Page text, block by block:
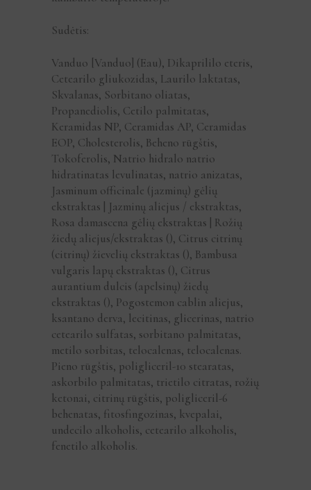
Sudėtis:
Vanduo [Vanduo] (Eau), Dikaprililo eteris,
Cetearilo gliukozidas, Laurilo laktatas,
Skvalanas, Sorbitano oliatas,
Propanediolis, Cetilo palmitatas,
Keramidas NP, Ceramidas AP, Ceramidas
EOP, Cholesterolis, Beheno rūgštis,
Tokoferolis, Natrio hidralo natrio
hidratinatas levulinatas, natrio anizatas,
Jasminum officinale (jazminų) gėlių
ekstraktas | Jazminų aliejus / ekstraktas,
Rosa damascena gėlių ekstraktas | Rožių
žiedų aliejus/ekstraktas (), Citrus citrinų
(citrinų) žievelių ekstraktas (), Bambusa
vulgaris lapų ekstraktas (), Citrus
aurantium dulcis (apelsinų) žiedų
ekstraktas (), Pogostemon cablin aliejus,
ksantano derva, lecitinas, glicerinas, natrio
cetearilo sulfatas, sorbitano palmitatas,
metilo sorbitas, telocalenas, telocalenas.
Pieno rūgštis, poligliceril-10 stearatas,
askorbilo palmitatas, trietilo citratas, rožių
ketonai, citrinų rūgštis, poligliceril-6
behenatas, fitosfingozinas, kvepalai,
undecilo alkoholis, cetearilo alkoholis,
fenetilo alkoholis.